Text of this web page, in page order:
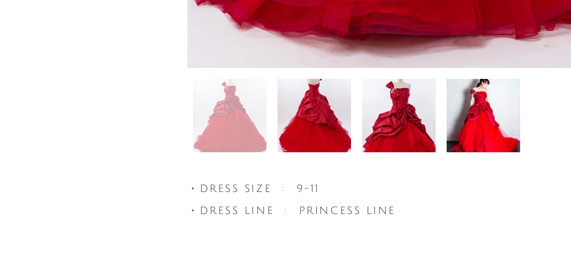
・​DRESS SIZE : 9-11
・​DRESS LINE : PRINCESS LINE